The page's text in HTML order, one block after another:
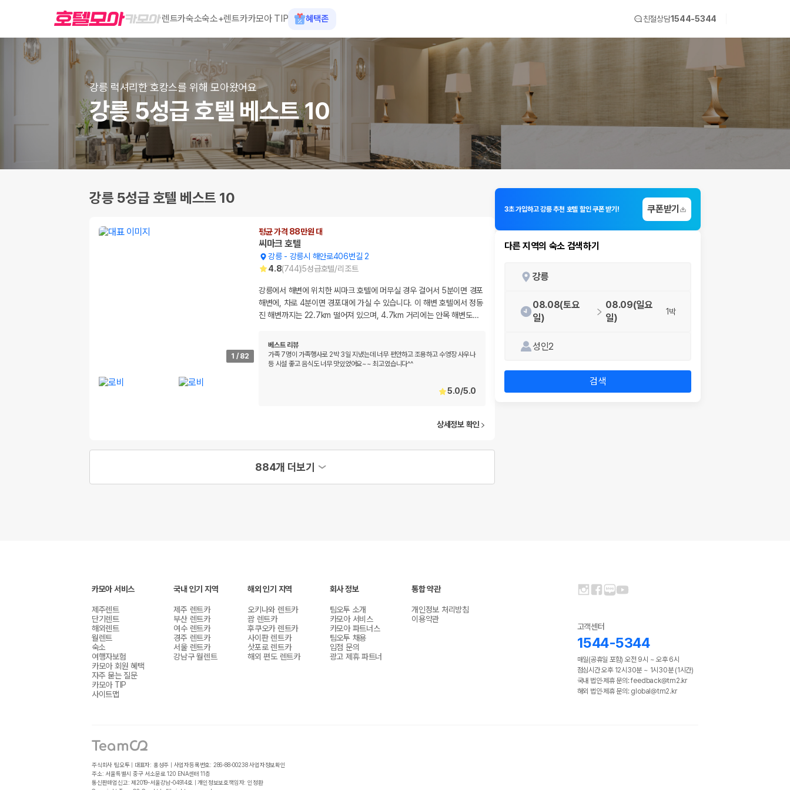
렌트카숙소숙소+렌트카카모아 TIP 혜택존 친절상담1544-5344
강릉 럭셔리한 호캉스를 위해 모아왔어요
강릉 5성급 호텔 베스트 10
강릉 5성급 호텔 베스트 10
1 / 82
평균 가격 88만원 대
씨마크 호텔
강릉- 강릉시 해안로406번길 2
4.8(744)5성급호텔/리조트
강릉에서 해변에 위치한 씨마크 호텔에 머무실 경우 걸어서 5분이면 경포
해변에, 차로 4분이면 경포대에 가실 수 있습니다. 이 해변 호텔에서 정동
진 해변까지는 22.7km 떨어져 있으며, 4.7km 거리에는 안목 해변도…
베스트 리뷰
가족 7명이 가족행사로 2박 3일 지냈는데 너무 편안하고 조용하고 수영장 사우나
등 시설 좋고 음식도 너무 맛있었어요~~ 최고였습니다^^
5.0/5.0
상세정보 확인
884개 더보기
3초 가입하고 강릉 추천 호텔 할인 쿠폰 받기! 쿠폰받기
다른 지역의 숙소 검색하기
강릉
08.08(토요
일)
08.09(일요
일)
1박
성인2
검색
카모아 서비스
제주렌트
단기렌트
해외렌트
월렌트
숙소
여행자보험
카모아 회원 혜택
자주 묻는 질문
카모아 TIP
사이트맵
국내 인기 지역
제주 렌트카
부산 렌트카
여수 렌트카
경주 렌트카
서울 렌트카
강남구 월렌트
해외 인기 지역
오키나와 렌트카
괌 렌트카
후쿠오카 렌트카
사이판 렌트카
삿포로 렌트카
해외 편도 렌트카
회사 정보
팀오투 소개
카모아 서비스
카모아 파트너스
팀오투 채용
입점 문의
광고 제휴 파트너
통합 약관
개인정보 처리방침
이용약관
고객센터
1544-5344
매일(공휴일 포함) 오전 9시 ~ 오후 6시
점심시간 오후 12시30분 ~ 1시30분 (1시간)
국내 법인·제휴 문의: feedback@tm2.kr
해외 법인·제휴 문의: global@tm2.kr
주식회사 팀오투 | 대표자: 홍성주 | 사업자등록번호: 286-88-00238 사업자정보확인
주소: 서울특별시 중구 서소문로 120 ENA센터 11층
통신판매업신고: 제2019-서울강남-04914호 | 개인정보보호책임자: 인정환